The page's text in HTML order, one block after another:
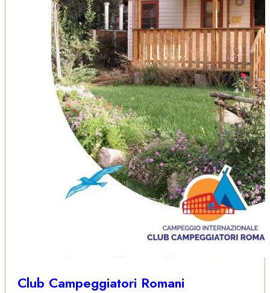
Club Campeggiatori Romani